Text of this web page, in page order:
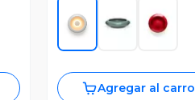
Agregar al carro